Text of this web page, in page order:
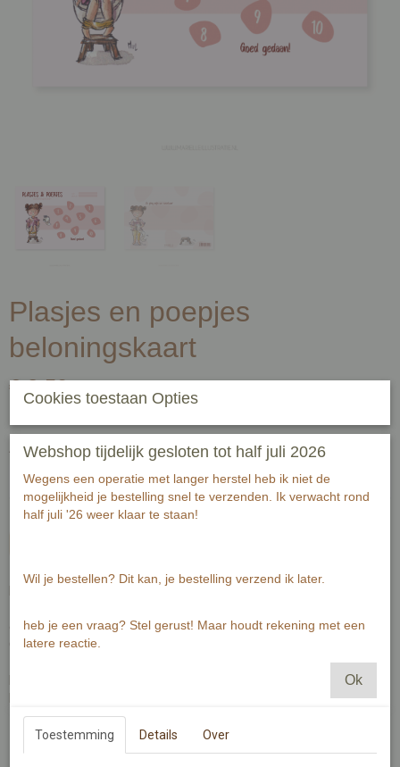
Plasjes en poepjes
beloningskaart
€ 2,50 (inclusief btw 21%)
Aantal
élk plasje en poepje is een sticker waard!
Op deze vrolijke kaart zijn de bezoekjes aan de wc extra leuk.
Is de kaart vol met mooie stickers? dan verdient het kindje een echt
(Stickers niet inbegrepen)
Cookies toestaan Opties
Webshop tijdelijk gesloten tot half juli 2026
Wegens een operatie met langer herstel heb ik niet de
mogelijkheid je bestelling snel te verzenden. Ik verwacht rond
half juli '26 weer klaar te staan!
Wil je bestellen? Dit kan, je bestelling verzend ik later.
heb je een vraag? Stel gerust! Maar houdt rekening met een
latere reactie.
Ok
Toestemming Details Over